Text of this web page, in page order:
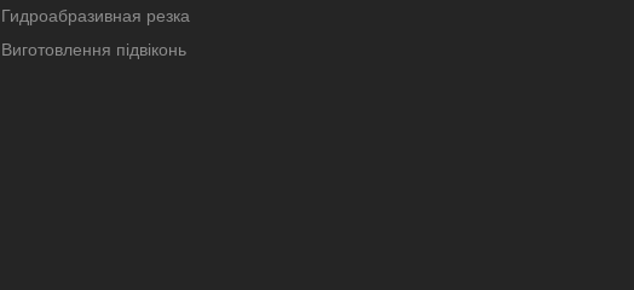
Гидроабразивная резка
Виготовлення підвіконь